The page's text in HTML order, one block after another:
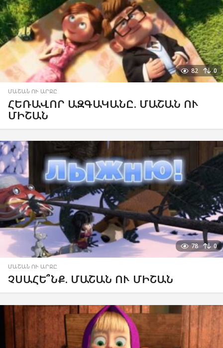
82 0
ՄԱՇԱՆ ՈՒ ԱՐՋԸ
ՀԵՌԱՎՈՐ ԱԶԳԱԿԱՆԸ. ՄԱՇԱՆ ՈՒ
ՄԻՇԱՆ
78 0
ՄԱՇԱՆ ՈՒ ԱՐՋԸ
ՉՍԱՀԵ՞ՆՔ. ՄԱՇԱՆ ՈՒ ՄԻՇԱՆ